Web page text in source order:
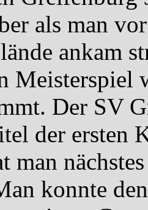
als man
ankam
Meisterspiel
Der SV
der ersten
man
konnte